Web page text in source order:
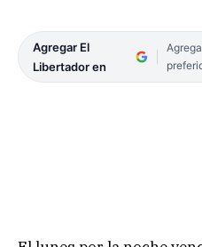
Agregar El
Libertador en